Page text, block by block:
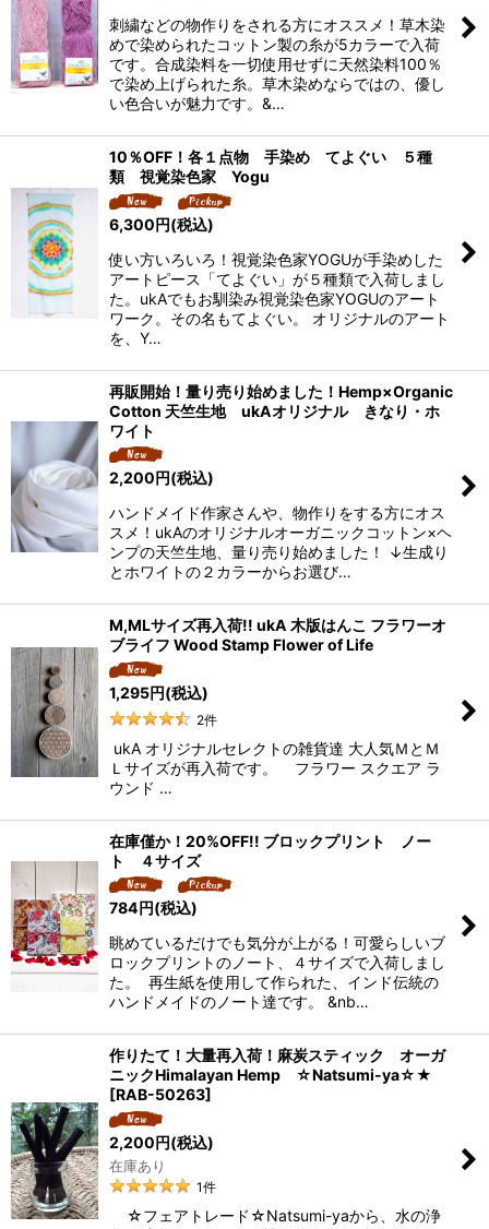
刺繍などの物作りをされる方にオススメ！草木染
めで染められたコットン製の糸が5カラーで入荷
です。合成染料を一切使用せずに天然染料100％
で染め上げられた糸。草木染めならではの、優し
い色合いが魅力です。&…
10％OFF！各１点物 手染め てよぐい ５種
類 視覚染色家 Yogu
6,300円(税込)
使い方いろいろ！視覚染色家YOGUが手染めした
アートピース「てよぐい」が５種類で入荷しまし
た。ukAでもお馴染み視覚染色家YOGUのアート
ワーク。その名もてよぐい。 オリジナルのアート
を、Y…
再販開始！量り売り始めました！Hemp×Organic
Cotton 天竺生地 ukAオリジナル きなり・ホ
ワイト
2,200円(税込)
ハンドメイド作家さんや、物作りをする方にオス
スメ！ukAのオリジナルオーガニックコットン×ヘ
ンプの天竺生地、量り売り始めました！ ↓生成り
とホワイトの２カラーからお選び…
M,MLサイズ再入荷!! ukA 木版はんこ フラワーオ
ブライフ Wood Stamp Flower of Life
1,295円(税込)
2件
ukA オリジナルセレクトの雑貨達 大人気ＭとＭ
Ｌサイズが再入荷です。 フラワー スクエア ラ
ウンド …
在庫僅か！20%OFF!! ブロックプリント ノー
ト ４サイズ
784円(税込)
眺めているだけでも気分が上がる！可愛らしいブ
ロックプリントのノート、４サイズで入荷しまし
た。 再生紙を使用して作られた、インド伝統の
ハンドメイドのノート達です。 &nb…
作りたて！大量再入荷！麻炭スティック オーガ
ニックHimalayan Hemp ☆Natsumi-ya☆★
[RAB-50263]
2,200円(税込)
在庫あり
1件
☆フェアトレード☆Natsumi-yaから、水の浄